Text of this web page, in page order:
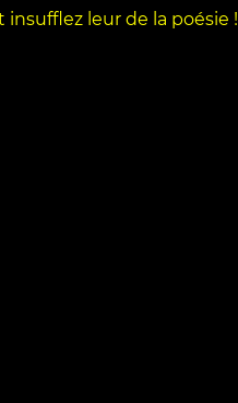
leur de la poésie !